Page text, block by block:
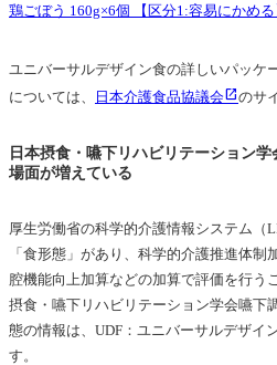
鶏ごぼう 160g×6個 【区分1:容易にかめる
ユニバーサルデザイン食の詳しいパッケ
については、
日本介護食品協議会 のサ
日本摂食・嚥下リハビリテーション
場面が増えている
厚生労働省の科学的介護情報システム（
「食形態」があり、科学的介護推進体制
腔機能向上加算などの加算で評価を行う
摂食・嚥下リハビリテーション学会嚥下
態の情報は、UDF：ユニバーサルデザイ
す。